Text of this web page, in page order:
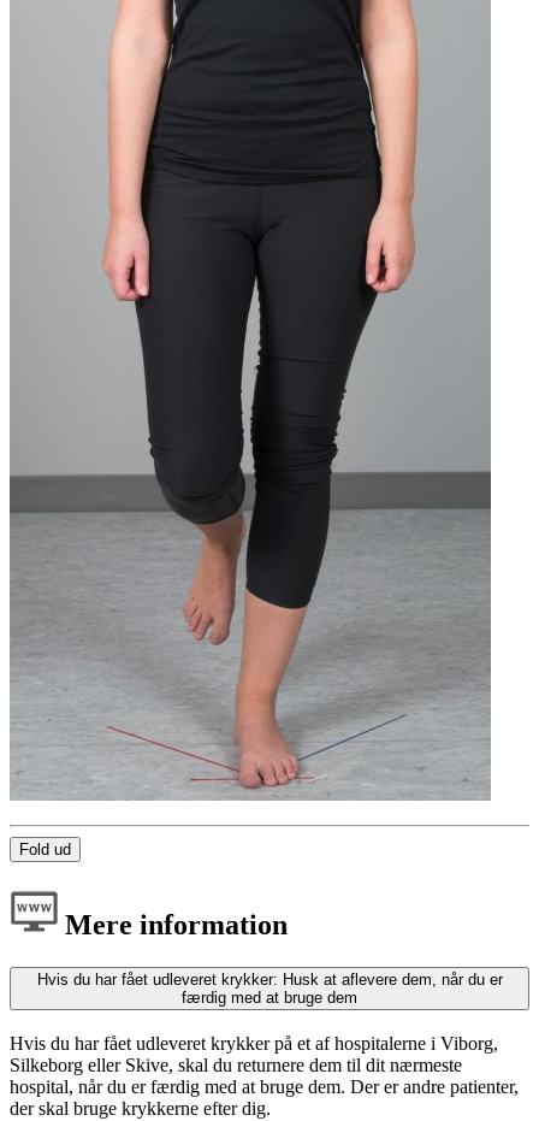
Fold ud
Mere information
Hvis du har fået udleveret krykker: Husk at aflevere dem, når du er
færdig med at bruge dem
Hvis du har fået udleveret krykker på et af hospitalerne i Viborg,
Silkeborg eller Skive, skal du returnere dem til dit nærmeste
hospital, når du er færdig med at bruge dem. Der er andre patienter,
der skal bruge krykkerne efter dig.